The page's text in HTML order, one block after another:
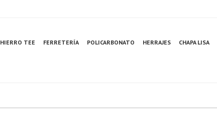
HIERRO TEE FERRETERÍA POLICARBONATO HERRAJES CHAPA LISA